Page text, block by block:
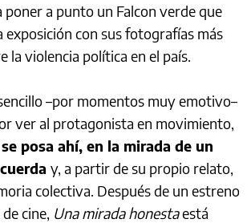
poner a punto un Falcon verde que
exposición con sus fotografías más
la violencia política en el país.
–por momentos muy emotivo–
ver al protagonista en movimiento,
posa ahí, en la mirada de un
y, a partir de su propio relato,
colectiva. Después de un estreno
cine, Una mirada honestaestá